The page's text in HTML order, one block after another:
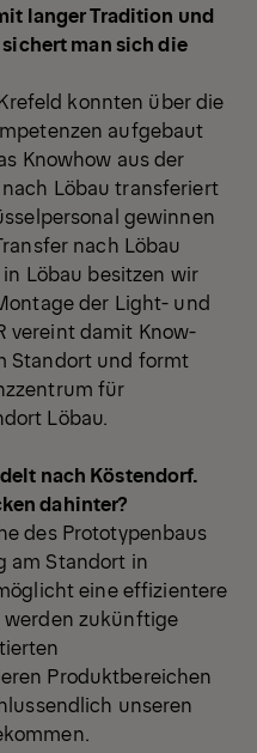
langer Tradition und
man sich die
konnten über die
aufgebaut
Knowhow aus der
Löbau transferiert
gewinnen
nach Löbau
Löbau besitzen wir
der Light- und
vereint damit Know-
Standort und formt
für
Löbau.
nach Köstendorf.
dahinter?
des Prototypenbaus
am Standort in
eine effizientere
zukünftige
Produktbereichen
unseren